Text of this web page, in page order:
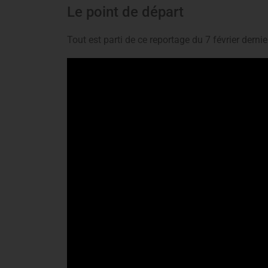
Le point de départ
Tout est parti de ce reportage du 7 février